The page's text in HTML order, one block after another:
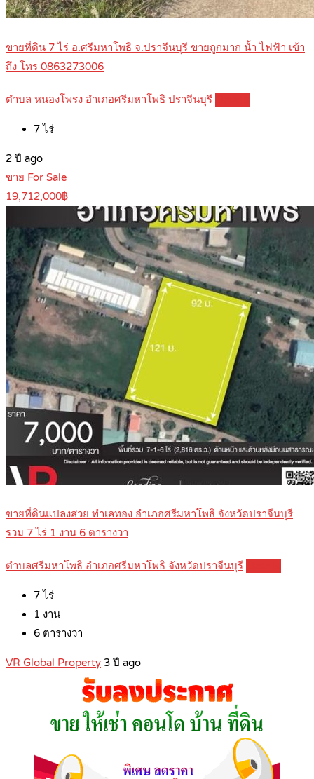
ขายที่ดิน 7 ไร่ อ.ศรีมหาโพธิ จ.ปราจีนบุรี ขายถูกมาก น้ำ ไฟฟ้า เข้า
ถึง โทร 0863273006
ตำบล หนองโพรง อำเภอศรีมหาโพธิ ปราจีนบุรี
7ไร่
2 ปี ago
ขาย For Sale
19,712,000฿
ขายที่ดินแปลงสวย ทำเลทอง อำเภอศรีมหาโพธิ จังหวัดปราจีนบุรี
รวม 7 ไร่ 1 งาน 6 ตารางวา
ตำบลศรีมหาโพธิ อำเภอศรีมหาโพธิ จังหวัดปราจีนบุรี
7ไร่
1 งาน
6 ตารางวา
VR Global Property 3 ปี ago